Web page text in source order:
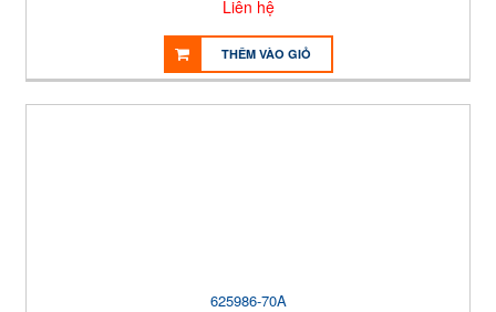
Liên hệ
THÊM VÀO GIỎ
625986-70A